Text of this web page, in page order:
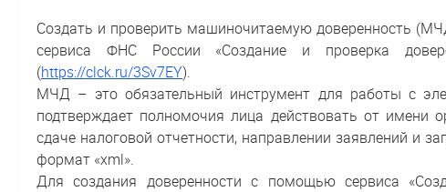
Создать и проверить машиночитаемую доверенность
сервиса ФНС России «Создание и проверка
(https://clck.ru/3Sv7EY).
МЧД – это обязательный инструмент для работы с
подтверждает полномочия лица действовать от имени
сдаче налоговой отчетности, направлении заявлений и
формат «xml».
Для создания доверенности с помощью сервиса